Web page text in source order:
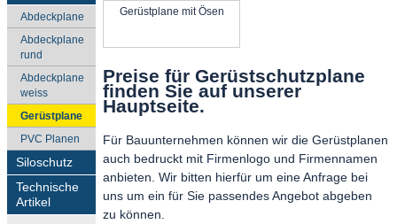
Abdeckplane
Abdeckplane
rund
Abdeckplane
weiss
Gerüstplane
PVC Planen
Siloschutz
Technische
Artikel
Gerüstplane mit Ösen
Preise für Gerüstschutzplane
finden Sie auf unserer
Hauptseite.
Für Bauunternehmen können wir die Gerüstplanen
auch bedruckt mit Firmenlogo und Firmennamen
anbieten. Wir bitten hierfür um eine Anfrage bei
uns um ein für Sie passendes Angebot abgeben
zu können.